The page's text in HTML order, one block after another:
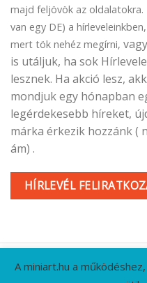
majd feljövök az oldalatokra.
van egy DE) a
mert tök nehéz megírni,
is utáljuk, ha sok
lesznek. Ha akció lesz,
mondjuk egy hónapban
legérdekesebb híreket,
márka érkezik hozzánk (
ám) .
HÍRLEVÉL
A miniart.hu a